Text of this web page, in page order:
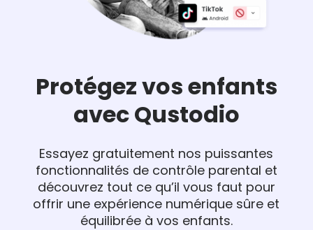
Protégez vos enfants
avec Qustodio
Essayez gratuitement nos puissantes
fonctionnalités de contrôle parental et
découvrez tout ce qu’il vous faut pour
offrir une expérience numérique sûre et
équilibrée à vos enfants.